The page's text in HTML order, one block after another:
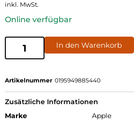
inkl. MwSt.
Online verfügbar
In den Warenkorb
Artikelnummer 0195949885440
Zusätzliche Informationen
Marke
Apple